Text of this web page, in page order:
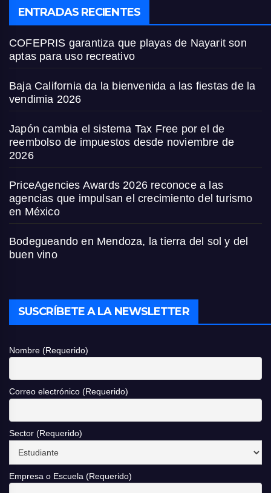
ENTRADAS RECIENTES
COFEPRIS garantiza que playas de Nayarit son
aptas para uso recreativo
Baja California da la bienvenida a las fiestas de la
vendimia 2026
Japón cambia el sistema Tax Free por el de
reembolso de impuestos desde noviembre de
2026
PriceAgencies Awards 2026 reconoce a las
agencias que impulsan el crecimiento del turismo
en México
Bodegueando en Mendoza, la tierra del sol y del
buen vino
SUSCRÍBETE A LA NEWSLETTER
Nombre (Requerido)
Correo electrónico (Requerido)
Sector (Requerido)
Empresa o Escuela (Requerido)